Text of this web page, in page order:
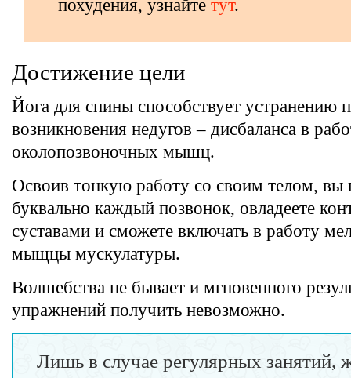
похудения, узнайте тут.
Достижение цели
Йога для спины способствует устранению
возникновения недугов – дисбаланса в
околопозвоночных мышц.
Освоив тонкую работу со своим телом, вы
буквально каждый позвонок, овладеете
суставами и сможете включать в работу
мыщцы мускулатуры.
Волшебства не бывает и мгновенного
упражнений получить невозможно.
Лишь в случае регулярных занятий,